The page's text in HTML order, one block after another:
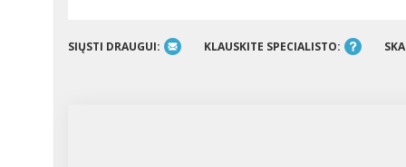
SIŲSTI DRAUGUI: KLAUSKITE SPECIALISTO: